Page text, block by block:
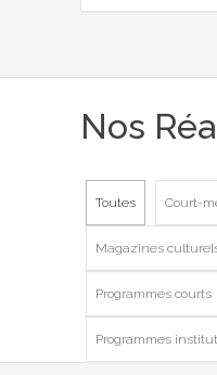
Nos
Toutes Court-
Magazines
Programmes courts
Programmes